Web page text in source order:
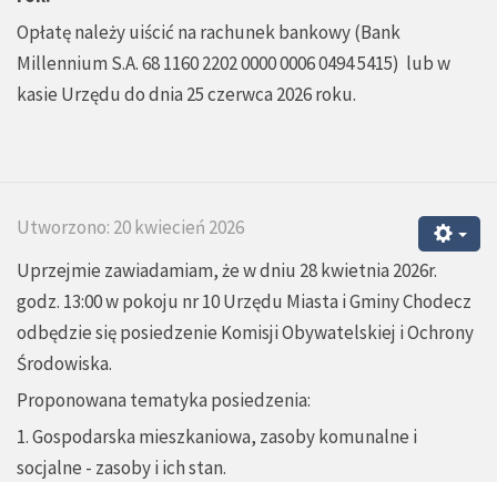
Opłatę należy uiścić na rachunek bankowy (Bank
Millennium S.A. 68 1160 2202 0000 0006 0494 5415) lub w
kasie Urzędu do dnia 25 czerwca 2026 roku.
Utworzono: 20 kwiecień 2026
Uprzejmie zawiadamiam, że w dniu 28 kwietnia 2026r.
godz. 13:00 w pokoju nr 10 Urzędu Miasta i Gminy Chodecz
odbędzie się posiedzenie Komisji Obywatelskiej i Ochrony
Środowiska.
Proponowana tematyka posiedzenia:
1. Gospodarska mieszkaniowa, zasoby komunalne i
socjalne - zasoby i ich stan.